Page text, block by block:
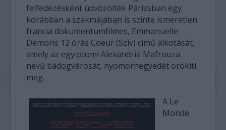
felfedezésként üdvözölték Párizsban egy
korábban a szakmájában is szinte ismeretlen
francia dokumentumfilmes, Emmanuelle
Demoris 12 órás Coeur (Szív) című alkotását,
amely az egyiptomi Alexandria Mafrouza
nevű bádogvárosát, nyomornegyedét örökíti
meg.
A Le
Monde